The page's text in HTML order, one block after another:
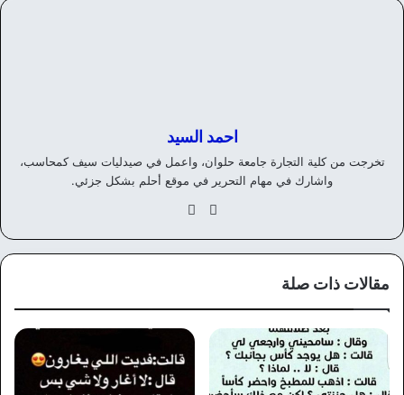
احمد السيد
تخرجت من كلية التجارة جامعة حلوان، واعمل في صيدليات سيف كمحاسب،
واشارك في مهام التحرير في موقع أحلم بشكل جزئي.
موق
الويوك
مقالات ذات صلة